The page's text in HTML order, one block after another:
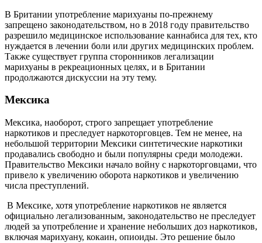
В Британии употребление марихуаны по-прежнему
запрещено законодательством, но в 2018 году правительство
разрешило медицинское использование каннабиса для тех, кто
нуждается в лечении боли или других медицинских проблем.
Также существует группа сторонников легализации
марихуаны в рекреационных целях, и в Британии
продолжаются дискуссии на эту тему.
Мексика
Мексика, наоборот, строго запрещает употребление
наркотиков и преследует наркоторговцев. Тем не менее, на
небольшой территории Мексики синтетические наркотики
продавались свободно и были популярны среди молодежи.
Правительство Мексики начало войну с наркоторговцами, что
привело к увеличению оборота наркотиков и увеличению
числа преступлений.
В Мексике, хотя употребление наркотиков не является
официально легализованным, законодательство не преследует
людей за употребление и хранение небольших доз наркотиков,
включая марихуану, кокаин, опиоиды. Это решение было